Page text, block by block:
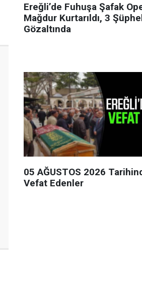
Ereğli’de Fuhuşa Şafak
Mağdur Kurtarıldı, 3
Gözaltında
05 AĞUSTOS 2026
Vefat Edenler